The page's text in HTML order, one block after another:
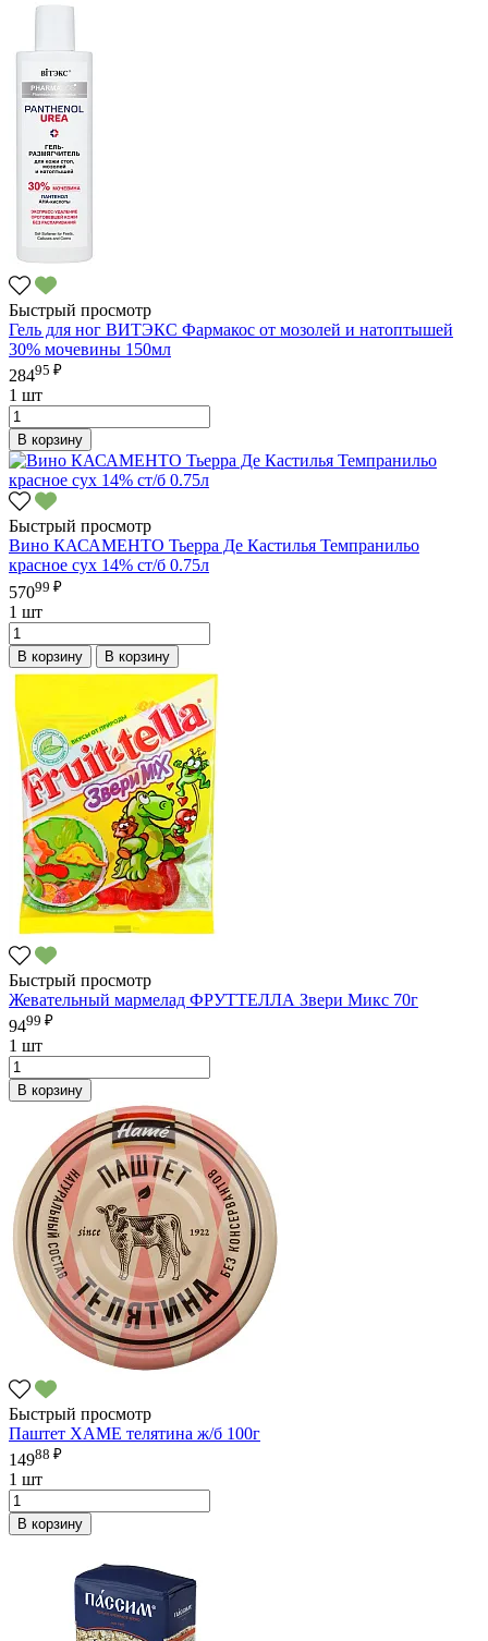
Быстрый просмотр
Гель для ног ВИТЭКС Фармакос от мозолей и натоптышей
30% мочевины 150мл
28495 ₽
1 шт
В корзину
Быстрый просмотр
Вино КАСАМЕНТО Тьерра Де Кастилья Темпранильо
красное сух 14% ст/б 0.75л
57099 ₽
1 шт
В корзину В корзину
Быстрый просмотр
Жевательный мармелад ФРУТТЕЛЛА Звери Микс 70г
9499 ₽
1 шт
В корзину
Быстрый просмотр
Паштет ХАМЕ телятина ж/б 100г
14988 ₽
1 шт
В корзину